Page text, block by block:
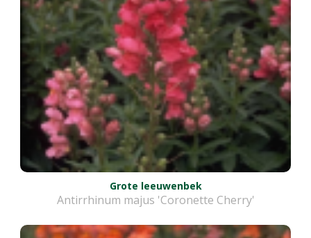
Grote leeuwenbek
Antirrhinum majus 'Coronette Cherry'